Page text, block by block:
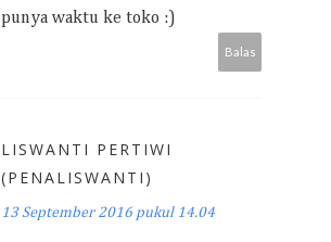
punya waktu ke toko :)
Balas
LISWANTI PERTIWI
(PENALISWANTI)
13 September 2016 pukul 14.04